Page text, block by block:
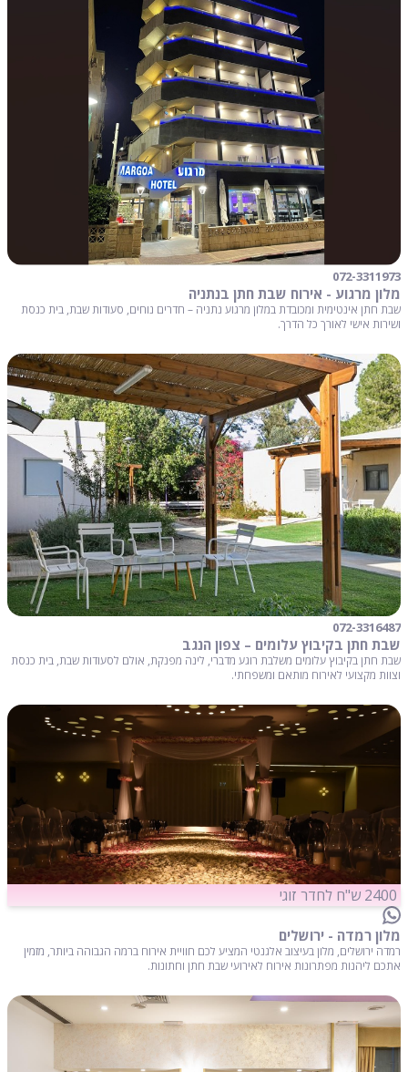
072-3311973
מלון מרגוע - אירוח שבת חתן בנתניה
שבת חתן אינטימית ומכובדת במלון מרגוע נתניה – חדרים נוחים, סעודות שבת, בית כנסת
ושירות אישי לאורך כל הדרך.
072-3316487
שבת חתן בקיבוץ עלומים – צפון הנגב
שבת חתן בקיבוץ עלומים משלבת רוגע מדברי, לינה מפנקת, אולם לסעודות שבת, בית כנסת
וצוות מקצועי לאירוח מותאם ומשפחתי.
2400 ש"ח לחדר זוגי
מלון רמדה - ירושלים
רמדה ירושלים, מלון בעיצוב אלגנטי המציע לכם חוויית אירוח ברמה הגבוהה ביותר, מזמין
אתכם ליהנות מפתרונות אירוח לאירועי שבת חתן וחתונות.